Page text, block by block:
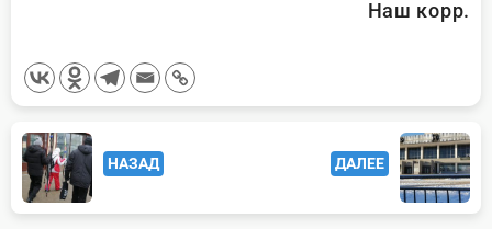
Наш корр.
<span
class="nav-
subtitle
НАЗАД ДАЛЕЕ